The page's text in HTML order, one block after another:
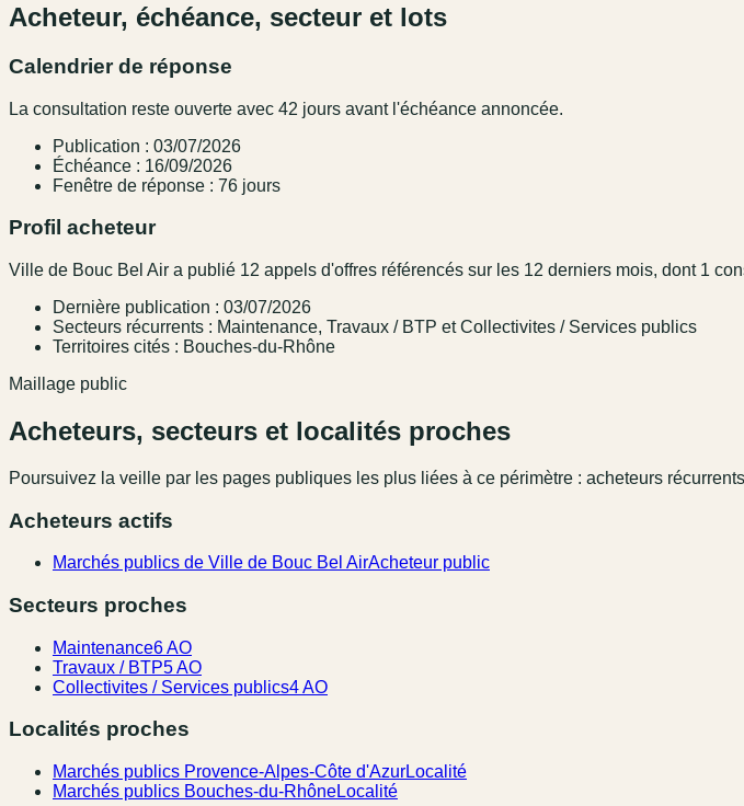
Acheteur, échéance, secteur et lots
Calendrier de réponse
La consultation reste ouverte avec 42 jours avant l'échéance annoncée.
Publication : 03/07/2026
Échéance : 16/09/2026
Fenêtre de réponse : 76 jours
Profil acheteur
Ville de Bouc Bel Air a publié 12 appels d'offres référencés sur les 12 derniers mois, dont 1
Dernière publication : 03/07/2026
Secteurs récurrents : Maintenance, Travaux / BTP et Collectivites / Services publics
Territoires cités : Bouches-du-Rhône
Maillage public
Acheteurs, secteurs et localités proches
Poursuivez la veille par les pages publiques les plus liées à ce périmètre : acheteurs
Acheteurs actifs
Marchés publics de Ville de Bouc Bel AirAcheteur public
Secteurs proches
Maintenance6 AO
Travaux / BTP5 AO
Collectivites / Services publics4 AO
Localités proches
Marchés publics Provence-Alpes-Côte d'AzurLocalité
Marchés publics Bouches-du-RhôneLocalité